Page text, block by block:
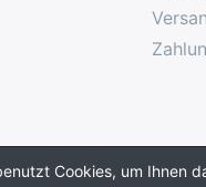
Cookies, um Ihnen